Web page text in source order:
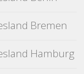
Bremen
Hamburg